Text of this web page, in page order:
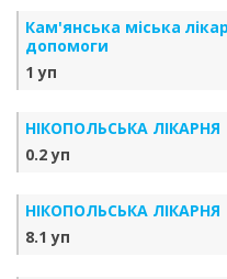
Кам'янська міська
допомоги
1 уп
НІКОПОЛЬСЬКА ЛІКАРНЯ
0.2 уп
НІКОПОЛЬСЬКА ЛІКАРНЯ
8.1 уп